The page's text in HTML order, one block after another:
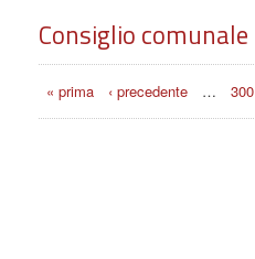
Consiglio comunale
Pagine
« prima ‹ precedente … 300